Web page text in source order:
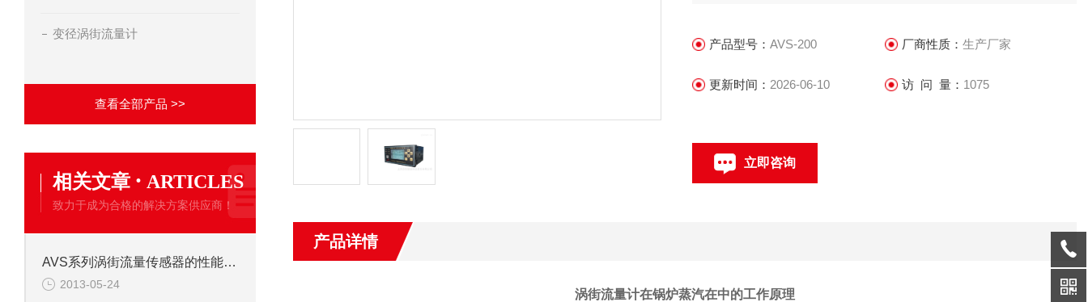
变径涡街流量计
查看全部产品 >>
相关文章 · ARTICLES
致力于成为合格的解决方案供应商！
AVS系列涡街流量传感器的性能特点
2013-05-24
产品型号：AVS-200 厂商性质： 生产厂家
更新时间： 2026-06-10 访 问 量： 1075
立即咨询
产品详情
涡街流量计在锅炉蒸汽在中的工作原理